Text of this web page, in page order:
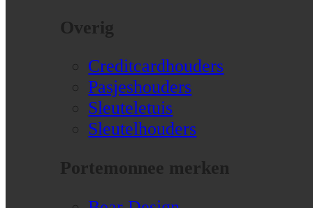
Overig
Creditcardhouders
Pasjeshouders
Sleuteletuis
Sleutelhouders
Portemonnee merken